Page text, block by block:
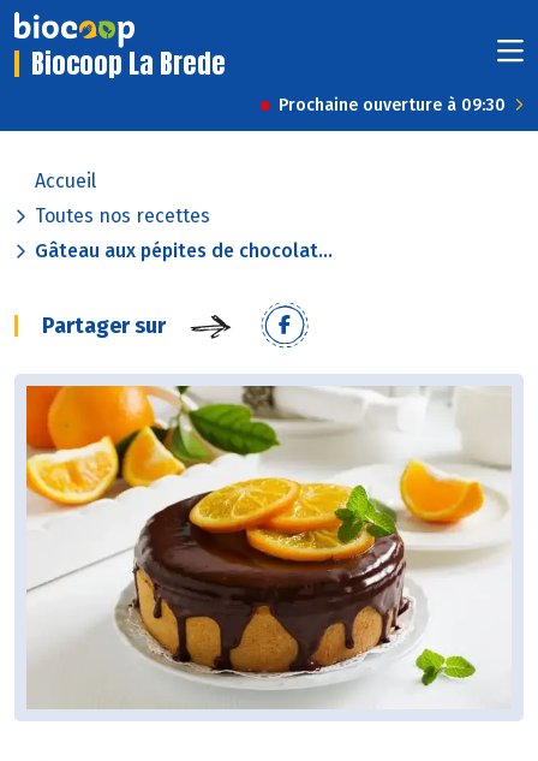
Biocoop La Brede
Prochaine ouverture à 09:30
Accueil
Toutes nos recettes
Gâteau aux pépites de chocolat...
Partager sur